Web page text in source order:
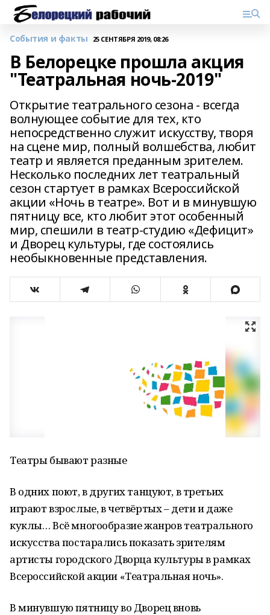
События и факты 25 СЕНТЯБРЯ 2019, 08:26
В Белорецке прошла акция
"Театральная ночь-2019"
Открытие театрального сезона - всегда
волнующее событие для тех, кто
непосредственно служит искусству, творя
на сцене мир, полный волшебства, любит
театр и является преданным зрителем.
Несколько последних лет театральный
сезон стартует в рамках Всероссийской
акции «Ночь в театре». Вот и в минувшую
пятницу все, кто любит этот особенный
мир, спешили в театр-студию «Дефицит»
и Дворец культуры, где состоялись
необыкновенные представления.
Театры бывают разные
В одних поют, в других танцуют, в третьих
играют взрослые, в четвёртых – дети и даже
куклы… Всё многообразие жанров театрального
искусства постарались показать зрителям
артисты городского Дворца культуры в рамках
Всероссийской акции «Театральная ночь».
В минувшую пятницу во Дворец вновь